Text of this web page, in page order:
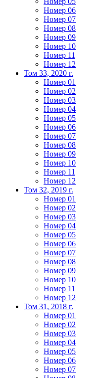
Номер 06
Номер 07
Номер 08
Номер 09
Номер 10
Номер 11
Номер 12
Том 33, 2020 г.
Номер 01
Номер 02
Номер 03
Номер 04
Номер 05
Номер 06
Номер 07
Номер 08
Номер 09
Номер 10
Номер 11
Номер 12
Том 32, 2019 г.
Номер 01
Номер 02
Номер 03
Номер 04
Номер 05
Номер 06
Номер 07
Номер 08
Номер 09
Номер 10
Номер 11
Номер 12
Том 31, 2018 г.
Номер 01
Номер 02
Номер 03
Номер 04
Номер 05
Номер 06
Номер 07